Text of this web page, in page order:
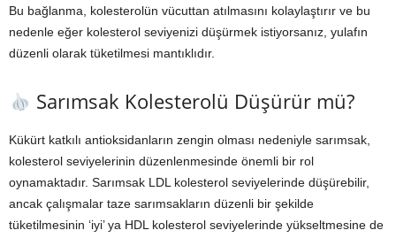
Bu bağlanma, kolesterolün vücuttan atılmasını kolaylaştırır ve bu
nedenle eğer kolesterol seviyenizi düşürmek istiyorsanız, yulafın
düzenli olarak tüketilmesi mantıklıdır.
Sarımsak Kolesterolü Düşürür mü?
Kükürt katkılı antioksidanların zengin olması nedeniyle sarımsak,
kolesterol seviyelerinin düzenlenmesinde önemli bir rol
oynamaktadır. Sarımsak LDL kolesterol seviyelerinde düşürebilir,
ancak çalışmalar taze sarımsakların düzenli bir şekilde
tüketilmesinin ‘iyi’ ya HDL kolesterol seviyelerinde yükseltmesine de